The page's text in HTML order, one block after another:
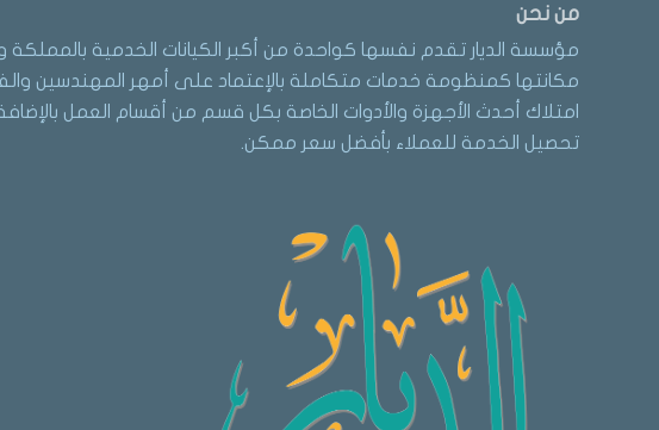
من نحن
مؤسسة الديار تقدم نفسها كواحدة من أكبر الكيانات الخدمية بالمملكة
مكانتها كمنظومة خدمات متكاملة بالإعتماد على أمهر المهندسين
امتلاك أحدث الأجهزة والأدوات الخاصة بكل قسم من أقسام العمل
تحصيل الخدمة للعملاء بأفضل سعر ممكن.